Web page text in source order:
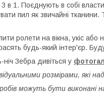
в 1. Поєднують в собі
пил як звичайні
ролети на вікна, укіс
будь-який інтер'єр.
Зебра дивіться у
розмірами, які
можуть бути виконані